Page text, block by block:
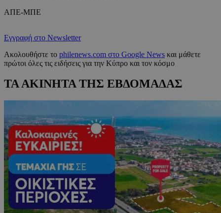
ΑΠΕ-ΜΠΕ
Εγγραφή στο Newsletter
Ακολουθήστε το philenews.com στο Google News και μάθετε
πρώτοι όλες τις ειδήσεις για την Κύπρο και τον κόσμο
ΤΑ ΑΚΙΝΗΤΑ ΤΗΣ ΕΒΔΟΜΑΔΑΣ